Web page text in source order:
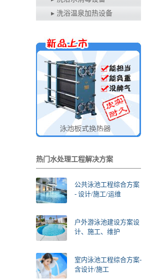
▸ 洗浴温泉加热设备
热门水处理工程解决方案
公共泳池工程综合方案
- 设计/施工/运维
户外游泳池建设方案设
计、施工、维护
室内泳池工程综合方案-
含设计/施工